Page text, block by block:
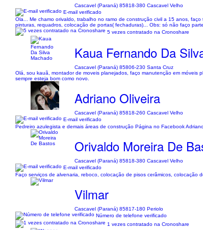
Cascavel (Paraná) 85818-380 Cascavel Velho
E-mail verificado
Ola... Me chamo orivaldo, trabalho no ramo de construção civil a 15 anos,
pinturas, requadros, colocação de portas( fechaduras)... Obs: só não faço parte
5 vezes contratado na Cronoshare
Kaua Fernando Da
Cascavel (Paraná) 85806-230 Santa Cruz
Olá, sou kauã, montador de moveis planejados, faço manutenção em móveis
sempre esteja bom como novo.
Adriano Oliveira
Cascavel (Paraná) 85818-260 Cascavel Velho
E-mail verificado
Pedreiro azulegista e demais áreas de construção Página no Facebook
Orivaldo Moreira De
Cascavel (Paraná) 85818-380 Cascavel Velho
E-mail verificado
Faço serviços de alvenaria, reboco, colocação de pisos cerâmicos,
Vilmar
Cascavel (Paraná) 85817-180 Periolo
Número de telefone verificado
1 vezes contratado na Cronoshare